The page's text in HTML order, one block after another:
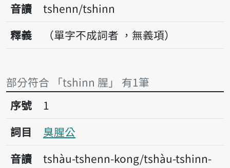
音讀
tshenn/tshinn
釋義
（單字不成詞者 ，無義項）
部分符合 「tshinn 腥」 有1筆
序號1臭腥公
序號
1
詞目
臭腥公
音讀
tshàu-tshenn-kong/tshàu-tshinn-